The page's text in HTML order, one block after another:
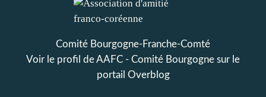
Comité Bourgogne-Franche-Comté
Voir le profil deAAFC - Comité Bourgogne sur le
portail Overblog